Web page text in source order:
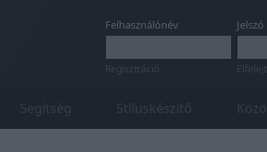
Felhasználónév
Regisztráció
Jelszó
Segítség Stíluskészítő